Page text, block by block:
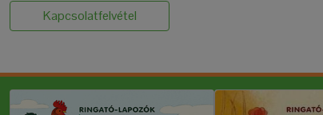
Kapcsolatfelvétel